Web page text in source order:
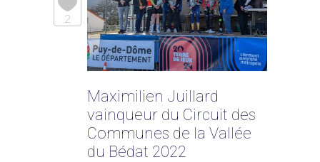
2
Maximilien Juillard
vainqueur du Circuit des
Communes de la Vallée
du Bédat 2022